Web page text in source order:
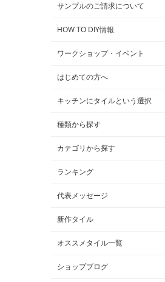
サンプルのご請求について
HOW TO DIY情報
ワークショップ・イベント
はじめての方へ
キッチンにタイルという選択
種類から探す
カテゴリから探す
ランキング
代表メッセージ
新作タイル
オススメタイル一覧
ショップブログ